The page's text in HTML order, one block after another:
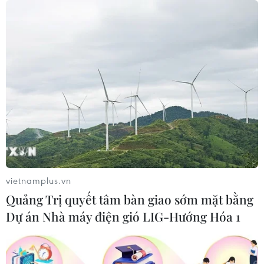
phép vũ khí quân dụng
07/08/2026 12:25
Tây Ninh cảnh báo giả mạo cơ quan
đăng ký kinh doanh để lừa đảo
doanh nghiệp
07/08/2026 08:38
Tiến "Bịp" hầu tòa trong vụ
án tổ chức sử dụng trái phép chất ma
túy
vietnamplus.vn
Quảng Trị quyết tâm bàn giao sớm mặt bằng
Dự án Nhà máy điện gió LIG-Hướng Hóa 1